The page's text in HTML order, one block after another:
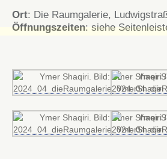
Ort: Die Raumgalerie,
Öffnungszeiten: siehe